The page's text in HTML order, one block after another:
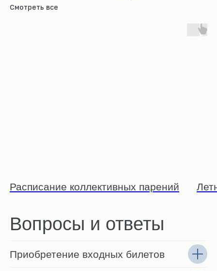
Смотреть все
Расписание коллективных парений
Вопросы и ответы
Приобретение входных билетов